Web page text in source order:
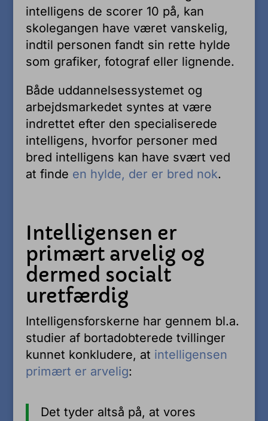
intelligens de scorer 10 på, kan
skolegangen have været vanskelig,
indtil personen fandt sin rette hylde
som grafiker, fotograf eller lignende.
Både uddannelsessystemet og
arbejdsmarkedet syntes at være
indrettet efter den specialiserede
intelligens, hvorfor personer med
bred intelligens kan have svært ved
at finde en hylde, der er bred nok.
Intelligensen er
primært arvelig og
dermed socialt
uretfærdig
Intelligensforskerne har gennem bl.a.
studier af bortadobterede tvillinger
kunnet konkludere, at intelligensen
primært er arvelig:
Det tyder altså på, at vores